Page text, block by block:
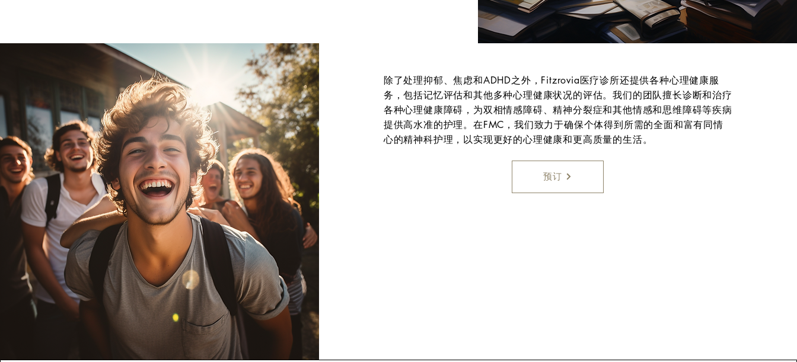
除了处理抑郁、焦虑和ADHD之外，Fitzrovia医疗诊所还提供各种心理健康服
务，包括记忆评估和其他多种心理健康状况的评估。我们的团队擅长诊断和治疗
各种心理健康障碍，为双相情感障碍、精神分裂症和其他情感和思维障碍等疾病
提供高水准的护理。在FMC，我们致力于确保个体得到所需的全面和富有同情
心的精神科护理，以实现更好的心理健康和更高质量的生活。
预订